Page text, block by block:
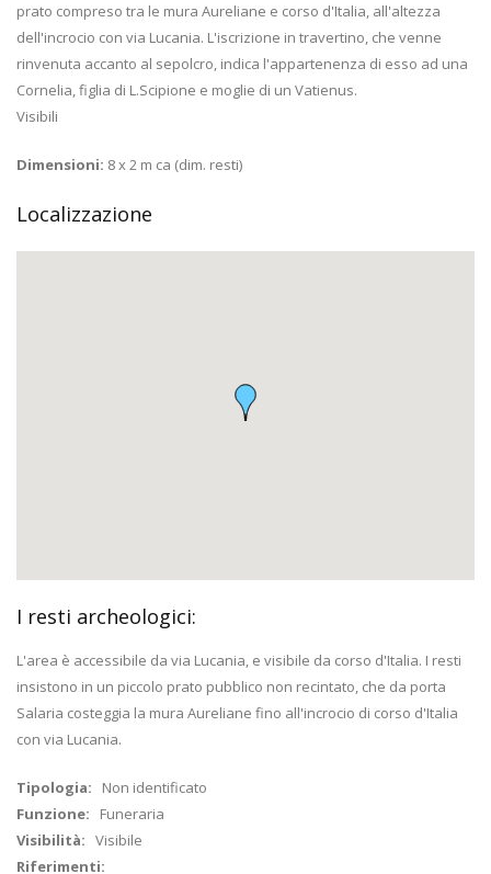
prato compreso tra le mura Aureliane e corso d'Italia, all'altezza
dell'incrocio con via Lucania. L'iscrizione in travertino, che venne
rinvenuta accanto al sepolcro, indica l'appartenenza di esso ad una
Cornelia, figlia di L.Scipione e moglie di un Vatienus.
Visibili
Dimensioni: 8 x 2 m ca (dim. resti)
Localizzazione
I resti archeologici:
L'area è accessibile da via Lucania, e visibile da corso d'Italia. I resti
insistono in un piccolo prato pubblico non recintato, che da porta
Salaria costeggia la mura Aureliane fino all'incrocio di corso d'Italia
con via Lucania.
Tipologia: Non identificato
Funzione: Funeraria
Visibilità: Visibile
Riferimenti: